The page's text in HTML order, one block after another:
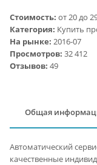
Стоимость: от20до
Категория: Купить
На рынке: 2016-07
Просмотров: 32 412
Отзывов: 49
Общая
Автоматический
качественные